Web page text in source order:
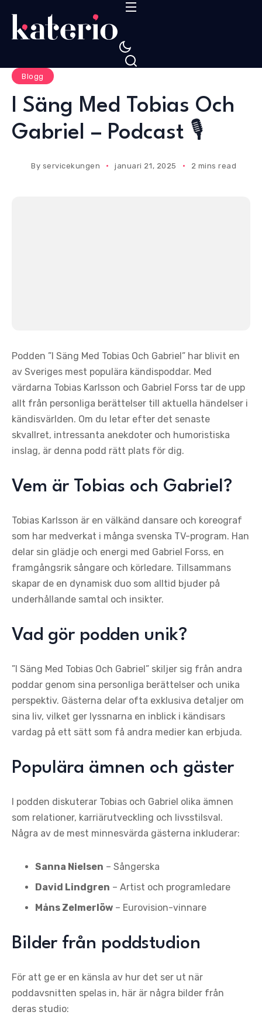
t
Blogg
I Säng Med Tobias Och
Gabriel – Podcast 🎙️
By servicekungen januari 21, 2025 2 mins read
Podden ”I Säng Med Tobias Och Gabriel” har blivit en
av Sveriges mest populära kändispoddar. Med
värdarna Tobias Karlsson och Gabriel Forss tar de upp
allt från personliga berättelser till aktuella händelser i
kändisvärlden. Om du letar efter det senaste
skvallret, intressanta anekdoter och humoristiska
inslag, är denna podd rätt plats för dig.
Vem är Tobias och Gabriel?
Tobias Karlsson är en välkänd dansare och koreograf
som har medverkat i många svenska TV-program. Han
delar sin glädje och energi med Gabriel Forss, en
framgångsrik sångare och körledare. Tillsammans
skapar de en dynamisk duo som alltid bjuder på
underhållande samtal och insikter.
Vad gör podden unik?
”I Säng Med Tobias Och Gabriel” skiljer sig från andra
poddar genom sina personliga berättelser och unika
perspektiv. Gästerna delar ofta exklusiva detaljer om
sina liv, vilket ger lyssnarna en inblick i kändisars
vardag på ett sätt som få andra medier kan erbjuda.
Populära ämnen och gäster
I podden diskuterar Tobias och Gabriel olika ämnen
som relationer, karriärutveckling och livsstilsval.
Några av de mest minnesvärda gästerna inkluderar:
Sanna Nielsen – Sångerska
David Lindgren – Artist och programledare
Måns Zelmerlöw – Eurovision-vinnare
Bilder från poddstudion
För att ge er en känsla av hur det ser ut när
poddavsnitten spelas in, här är några bilder från
deras studio: